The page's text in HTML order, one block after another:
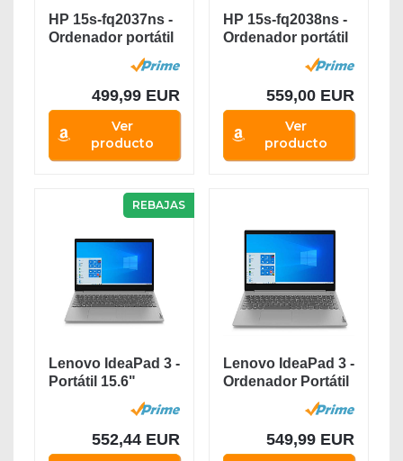
HP 15s-fq2037ns -
Ordenador portátil
499,99 EUR
Ver
producto
HP 15s-fq2038ns -
Ordenador portátil
559,00 EUR
Ver
producto
REBAJAS
Lenovo IdeaPad 3 -
Portátil 15.6"
FullHD (Intel...
552,44 EUR
Lenovo IdeaPad 3 -
Ordenador Portátil
549,99 EUR